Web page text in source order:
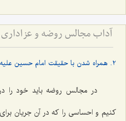
2. همراه شدن با حقیقت امام حسین علیه‌السلام
در مجالس روضه باید خود را در
کنیم و احساسی را که در آن جریان